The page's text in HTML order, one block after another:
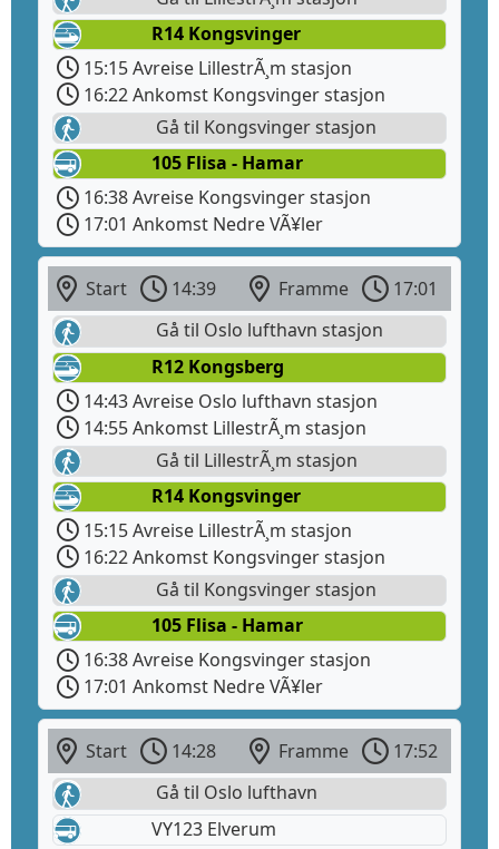
R14 Kongsvinger
15:15 Avreise LillestrÃ¸m stasjon
16:22 Ankomst Kongsvinger stasjon
Gå til Kongsvinger stasjon
105 Flisa - Hamar
16:38 Avreise Kongsvinger stasjon
17:01 Ankomst Nedre VÃ¥ler
Start 14:39 Framme
17:01
Gå til Oslo lufthavn stasjon
R12 Kongsberg
14:43 Avreise Oslo lufthavn stasjon
14:55 Ankomst LillestrÃ¸m stasjon
Gå til LillestrÃ¸m stasjon
R14 Kongsvinger
15:15 Avreise LillestrÃ¸m stasjon
16:22 Ankomst Kongsvinger stasjon
Gå til Kongsvinger stasjon
105 Flisa - Hamar
16:38 Avreise Kongsvinger stasjon
17:01 Ankomst Nedre VÃ¥ler
Start 14:28 Framme
17:52
Gå til Oslo lufthavn
VY123 Elverum